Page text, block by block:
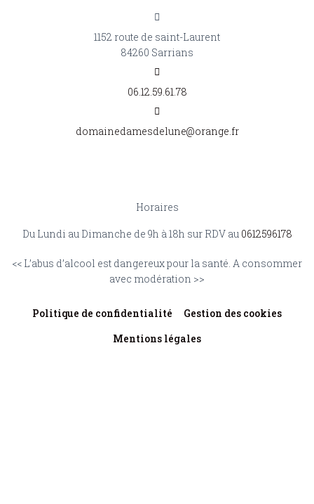
1152 route de saint-Laurent
84260 Sarrians
06.12.59.61.78
domainedamesdelune@orange.fr
Horaires
Du Lundi au Dimanche de 9h à 18h sur RDV au 0612596178
<< L’abus d’alcool est dangereux pour la santé. A consommer
avec modération >>
Politique de confidentialité
Gestion des cookies
Mentions légales